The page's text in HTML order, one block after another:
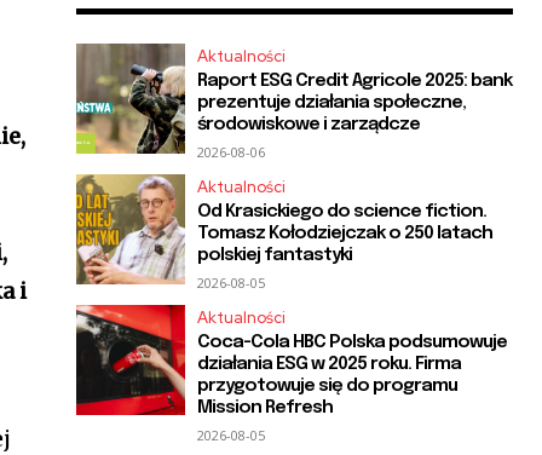
i
Aktualności
Raport ESG Credit Agricole 2025: bank
prezentuje działania społeczne,
środowiskowe i zarządcze
2026-08-06
Aktualności
Od Krasickiego do science fiction.
Tomasz Kołodziejczak o 250 latach
polskiej fantastyki
2026-08-05
Aktualności
Coca-Cola HBC Polska podsumowuje
działania ESG w 2025 roku. Firma
przygotowuje się do programu
Mission Refresh
2026-08-05